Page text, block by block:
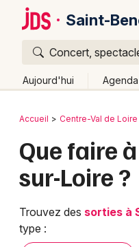
Concert,
Aujourd'hui Agenda
Publier un
Grands événements
Activité & Expérience
Bordeaux
Colmar
Lyon
Retour
Accueil Centre-Val de Loire
Que faire
sur-Loire ?
Trouvez des sorties à
type :
Quoi ?
Où ?
Partout
Près de moi
Quand ?
Aujourd'hui
Demain